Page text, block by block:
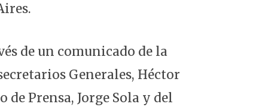
de un comunicado de la
Generales, Héctor
de Prensa, Jorge Sola y del